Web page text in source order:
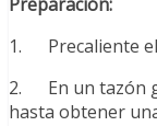
1. Precaliente el
2. En un tazón
hasta obtener